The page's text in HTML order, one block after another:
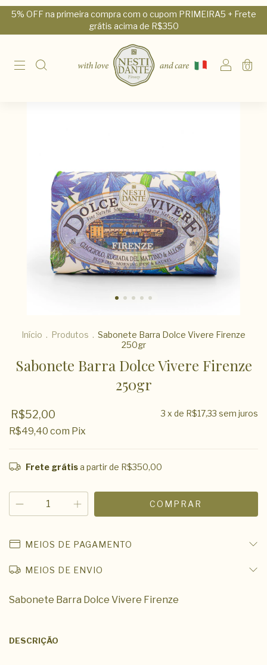
5% OFF na primeira compra com o cupom PRIMEIRA5 + Frete
grátis acima de R$350
0
Início . Produtos . Sabonete Barra Dolce Vivere Firenze
250gr
Sabonete Barra Dolce Vivere Firenze
250gr
R$52,00 3 x de R$17,33 sem juros
R$49,40 com Pix
Frete grátisa partir de R$350,00
MEIOS DE PAGAMENTO
MEIOS DE ENVIO
Sabonete Barra Dolce Vivere Firenze
DESCRIÇÃO